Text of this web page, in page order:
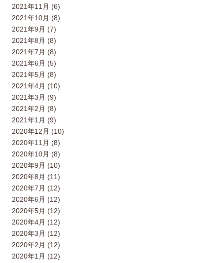
2021年11月 (6)
2021年10月 (8)
2021年9月 (7)
2021年8月 (8)
2021年7月 (8)
2021年6月 (5)
2021年5月 (8)
2021年4月 (10)
2021年3月 (9)
2021年2月 (8)
2021年1月 (9)
2020年12月 (10)
2020年11月 (8)
2020年10月 (8)
2020年9月 (10)
2020年8月 (11)
2020年7月 (12)
2020年6月 (12)
2020年5月 (12)
2020年4月 (12)
2020年3月 (12)
2020年2月 (12)
2020年1月 (12)